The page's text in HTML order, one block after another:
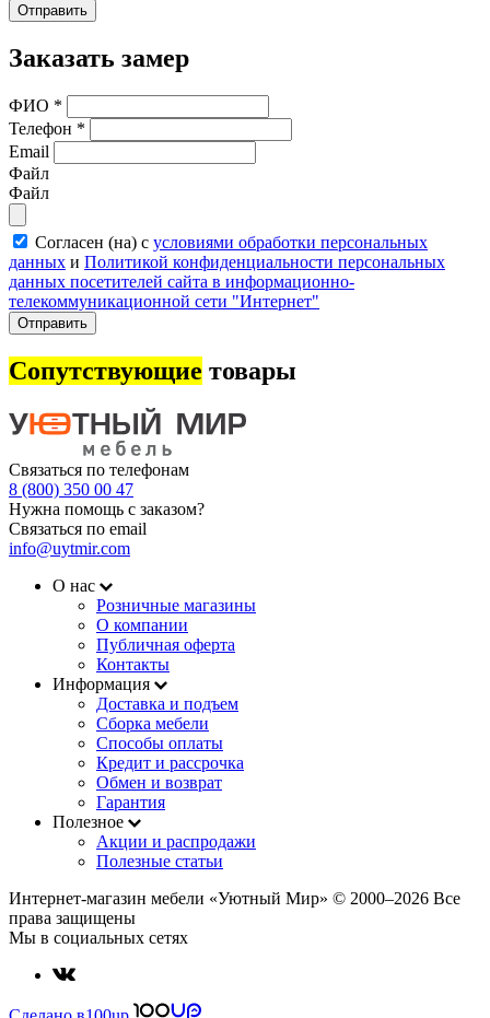
Отправить
Заказать замер
ФИО *
Телефон *
Email
Файл
Файл
Согласен (на) с условиями обработки персональных
данных и Политикой конфиденциальности персональных
данных посетителей сайта в информационно-
телекоммуникационной сети "Интернет"
Отправить
Сопутствующие товары
Связаться по телефонам
8 (800) 350 00 47
Нужна помощь с заказом?
Связаться по email
info@uytmir.com
О нас
Розничные магазины
О компании
Публичная оферта
Контакты
Информация
Доставка и подъем
Сборка мебели
Способы оплаты
Кредит и рассрочка
Обмен и возврат
Гарантия
Полезное
Акции и распродажи
Полезные статьи
Интернет-магазин мебели «Уютный Мир» © 2000‒2026 Все
права защищены
Мы в социальных сетях